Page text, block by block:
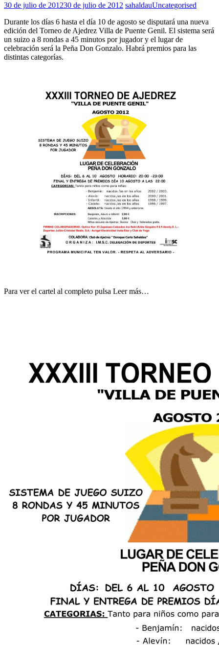
30 de julio de 201230 de julio de 2012 sahaldauUncategorised
Durante los días 6 hasta el día 10 de agosto se disputará una nueva
edición del Torneo de Ajedrez Villa de Puente Genil. El sistema será
un suizo a 8 rondas a 45 minutos por jugador y el lugar de
celebración será la Peña Don Gonzalo. Habrá premios para las
distintas categorías.
Para ver el cartel al completo pulsa Leer más…